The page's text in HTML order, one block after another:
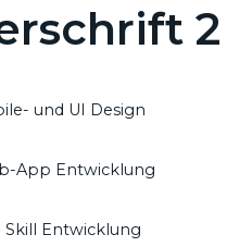
2
und UI Design
App Entwicklung
Skill Entwicklung